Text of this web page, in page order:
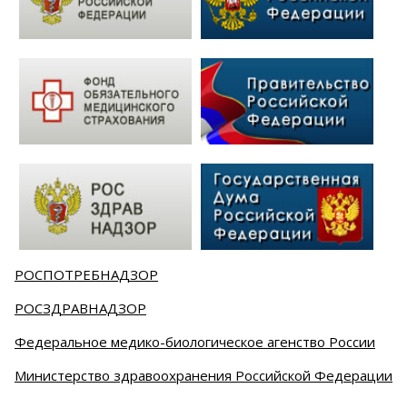
РОСПОТРЕБНАДЗОР
РОСЗДРАВНАДЗОР
Федеральное медико-биологическое агенство России
Министерство здравоохранения Российской Федерации